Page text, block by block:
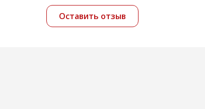
Оставить отзыв